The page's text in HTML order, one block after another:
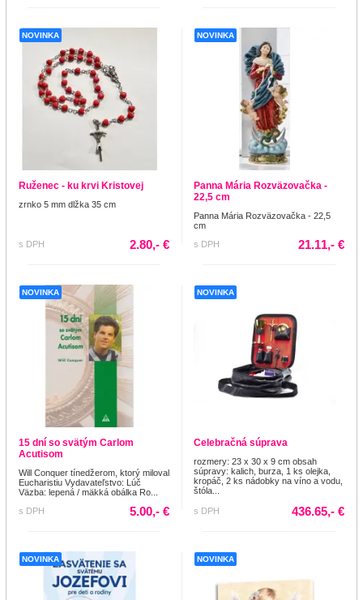
NOVINKA
Ruženec - ku krvi Kristovej
zrnko 5 mm dlžka 35 cm
s DPH 2.80,- €
NOVINKA
Panna Mária Rozväzovačka -
22,5 cm
Panna Mária Rozväzovačka - 22,5
cm
s DPH
21.11,- €
NOVINKA
15 dní so svätým Carlom
Acutisom
Will Conquer tínedžerom, ktorý miloval
Eucharistiu Vydavateľstvo: Lúč
Väzba: lepená / mäkká obálka Ro...
s DPH
5.00,- €
NOVINKA
Celebračná súprava
rozmery: 23 x 30 x 9 cm obsah
súpravy: kalich, burza, 1 ks olejka,
kropáč, 2 ks nádobky na víno a vodu,
štóla...
s DPH 436.65,- €
NOVINKA NOVINKA